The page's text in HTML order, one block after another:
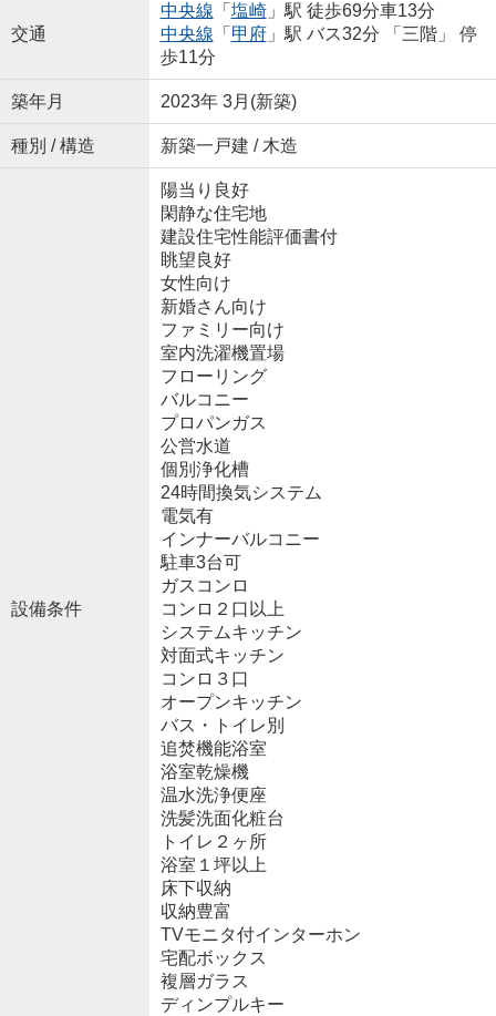
交通
中央線 「 塩崎」駅 徒歩69分車13分
中央線 「 甲府」駅 バス32分 「三階」 停
歩11分
築年月 2023年 3月(新築)
種別 / 構造 新築一戸建 / 木造
設備条件
陽当り良好
閑静な住宅地
建設住宅性能評価書付
眺望良好
女性向け
新婚さん向け
ファミリー向け
室内洗濯機置場
フローリング
バルコニー
プロパンガス
公営水道
個別浄化槽
24時間換気システム
電気有
インナーバルコニー
駐車3台可
ガスコンロ
コンロ２口以上
システムキッチン
対面式キッチン
コンロ３口
オープンキッチン
バス・トイレ別
追焚機能浴室
浴室乾燥機
温水洗浄便座
洗髪洗面化粧台
トイレ２ヶ所
浴室１坪以上
床下収納
収納豊富
TVモニタ付インターホン
宅配ボックス
複層ガラス
ディンプルキー